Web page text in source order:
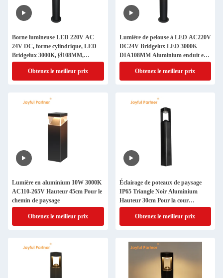
Borne lumineuse LED 220V AC
24V DC, forme cylindrique, LED
Bridgelux 3000K, Ø108MM,
aluminium premium pour pelouse
et alléeObtenez le meilleur prix
Lumière de pelouse à LED AC220V
DC24V Bridgelux LED 3000K
DIA108MM Aluminium enduit en
poudre de qualité supérieure pour
une utilisation en extérieur
Obtenez le meilleur prix
Lumière en aluminium 10W 3000K
AC110-265V Hauteur 45cm Pour le
chemin de paysage
Obtenez le meilleur prix
Éclairage de poteaux de paysage
IP65 Triangle Noir Aluminium
Hauteur 30cm Pour la cour
extérieure
Obtenez le meilleur prix